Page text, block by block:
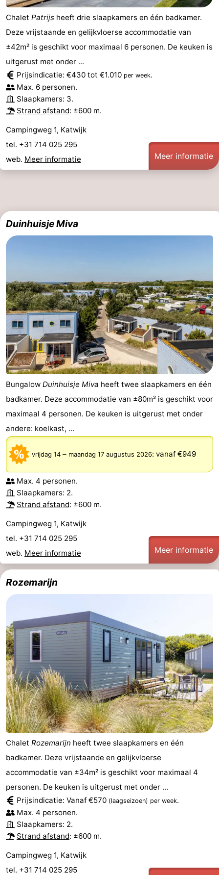
Chalet Patrijs heeft drie slaapkamers en één badkamer.
Deze vrijstaande en gelijkvloerse accommodatie van
±42m² is geschikt voor maximaal 6 personen. De keuken is
uitgerust met onder ...
Prijsindicatie: €430 tot €1.010 per week.
Max. 6 personen.
Slaapkamers: 3.
Strand afstand: ±600 m.
Campingweg 1, Katwijk
tel. +31 714 025 295
web. Meer informatie Meer informatie
Duinhuisje Miva
Bungalow Duinhuisje Miva heeft twee slaapkamers en één
badkamer. Deze accommodatie van ±80m² is geschikt voor
maximaal 4 personen. De keuken is uitgerust met onder
andere: koelkast, ...
vrijdag 14 – maandag 17 augustus 2026: vanaf €949
Max. 4 personen.
Slaapkamers: 2.
Strand afstand: ±600 m.
Campingweg 1, Katwijk
tel. +31 714 025 295
web. Meer informatie Meer informatie
Rozemarijn
Chalet Rozemarijn heeft twee slaapkamers en één
badkamer. Deze vrijstaande en gelijkvloerse
accommodatie van ±34m² is geschikt voor maximaal 4
personen. De keuken is uitgerust met onder ...
Prijsindicatie: Vanaf €570 (laagseizoen) per week.
Max. 4 personen.
Slaapkamers: 2.
Strand afstand: ±600 m.
Campingweg 1, Katwijk
tel. +31 714 025 295